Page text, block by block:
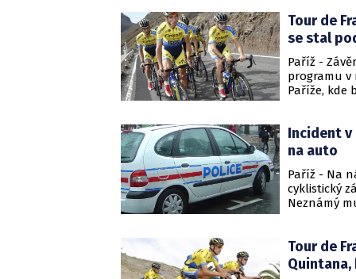
Chris
Tour de
Tour de
se stal
Paříž -
programu v
Paříže, kde
pak
čtvrtý
Incident v
na auto
Paříž - Na
cyklistický
Neznámý
Tour de
Quintana,